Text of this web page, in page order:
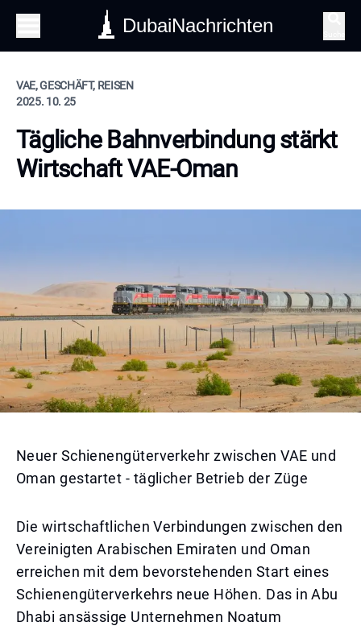
DubaiNachrichten
VAE, GESCHÄFT, REISEN
2025. 10. 25
Tägliche Bahnverbindung stärkt
Wirtschaft VAE-Oman
Neuer Schienengüterverkehr zwischen VAE und
Oman gestartet - täglicher Betrieb der Züge
Die wirtschaftlichen Verbindungen zwischen den
Vereinigten Arabischen Emiraten und Oman
erreichen mit dem bevorstehenden Start eines
Schienengüterverkehrs neue Höhen. Das in Abu
Dhabi ansässige Unternehmen Noatum